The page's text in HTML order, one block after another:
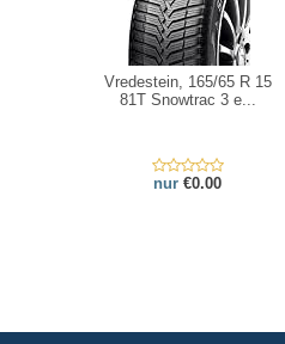
Vredestein, 165/65 R 15
81T Snowtrac 3 e...
nur €0.00